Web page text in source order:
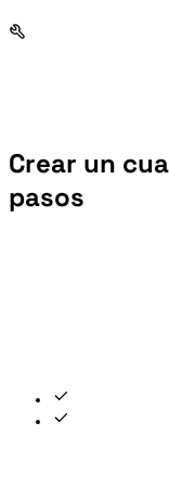
Crear un
pasos